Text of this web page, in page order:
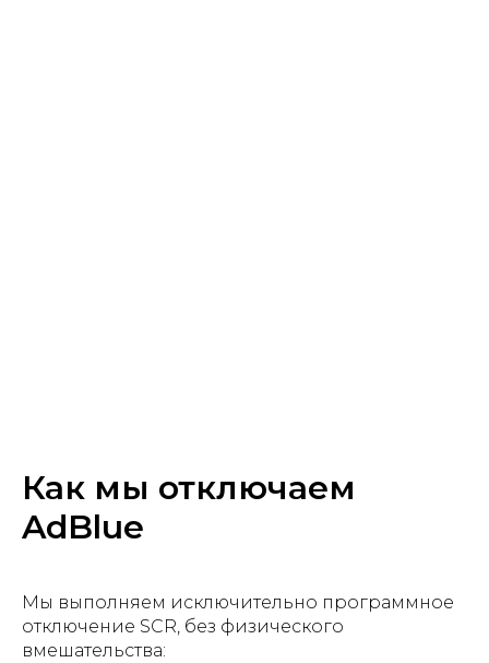
Как мы отключаем
AdBlue
Мы выполняем исключительно программное
отключение SCR, без физического
вмешательства: